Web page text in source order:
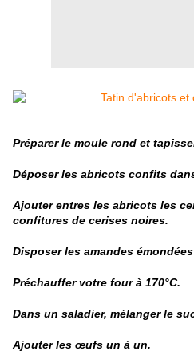
Préparer le moule rond et
Déposer les abricots confits
Ajouter entres les abricots les
confitures de cerises noires.
Disposer les amandes émondées
Préchauffer votre four à 170°C.
Dans un saladier, mélanger le
Ajouter les œufs un à un.